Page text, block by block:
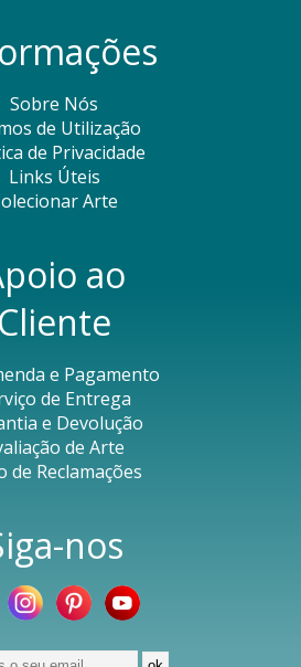
Sobre Nós
de Utilização
de Privacidade
Links Úteis
Arte
ao
Cliente
e Pagamento
de Entrega
e Devolução
de Arte
de Reclamações
nos